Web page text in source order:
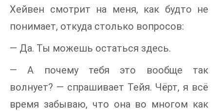
Хейвен смотрит на меня, как будто не
понимает, откуда столько вопросов:
— Да. Ты можешь остаться здесь.
— А почему тебя это вообще так
волнует? — спрашивает Тейя. Чёрт, я всё
время забываю, что она во многом как